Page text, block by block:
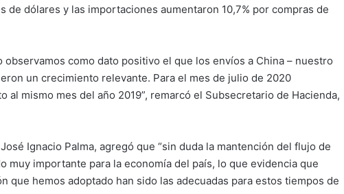
de dólares y las importaciones aumentaron 10,7% por compras de
observamos como dato positivo el que los envíos a China – nuestro
un crecimiento relevante. Para el mes de julio de 2020
al mismo mes del año 2019”, remarcó el Subsecretario de Hacienda,
Ignacio Palma, agregó que “sin duda la mantención del flujo de
muy importante para la economía del país, lo que evidencia que
que hemos adoptado han sido las adecuadas para estos tiempos de